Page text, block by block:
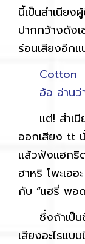
นี้เป็นสำเนีย
ปากกว้างดัง
ร่อนเสียงอีกแ
Cotton
อ้อ อ่านว่า
แต่! สำเนีย
ออกเสียง tt
แล้วฟังแฮกริ
ฮาหริ โพะเอ
กับ “แฮรี่ พอ
ซึ่งถ้าเป็นข้
เสียงอะไรแบ